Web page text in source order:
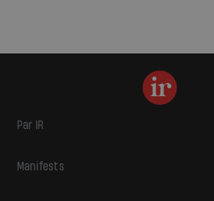
Par IR
Manifests